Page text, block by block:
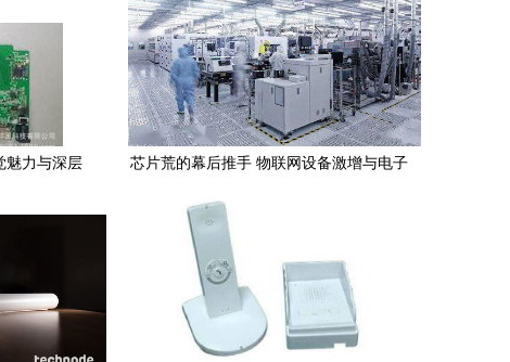
魅力与深层
芯片荒的幕后推手 物联网设备激增与电子